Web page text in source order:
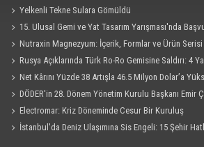
Yelkenli Tekne Sulara Gömüldü
15. Ulusal Gemi ve Yat Tasarım Yarışması'nda
Uzatıldı
Nutraxin Magnezyum: İçerik, Formlar ve Ürün Serisi
Rusya Açıklarında Türk Ro-Ro Gemisine Saldırı: 4
Net Kârını Yüzde 38 Artışla 46.5 Milyon Dolar’a
DÖDER'in 28. Dönem Yönetim Kurulu Başkanı Emir
Electromar: Kriz Döneminde Cesur Bir Kuruluş
İstanbul'da Deniz Ulaşımına Sis Engeli: 15 Şehir